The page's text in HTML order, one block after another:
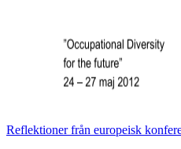
Reflektioner från europeisk